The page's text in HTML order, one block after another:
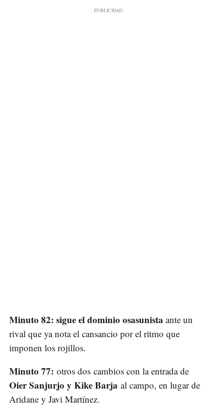
Minuto 82: sigue el dominio osasunista ante un
rival que ya nota el cansancio por el ritmo que
imponen los rojillos.
Minuto 77: otros dos cambios con la entrada de
Oier Sanjurjo y Kike Barja al campo, en lugar de
Aridane y Javi Martínez.